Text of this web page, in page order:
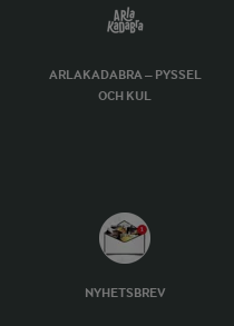
ARLAKADABRA – PYSSEL
OCH KUL
NYHETSBREV